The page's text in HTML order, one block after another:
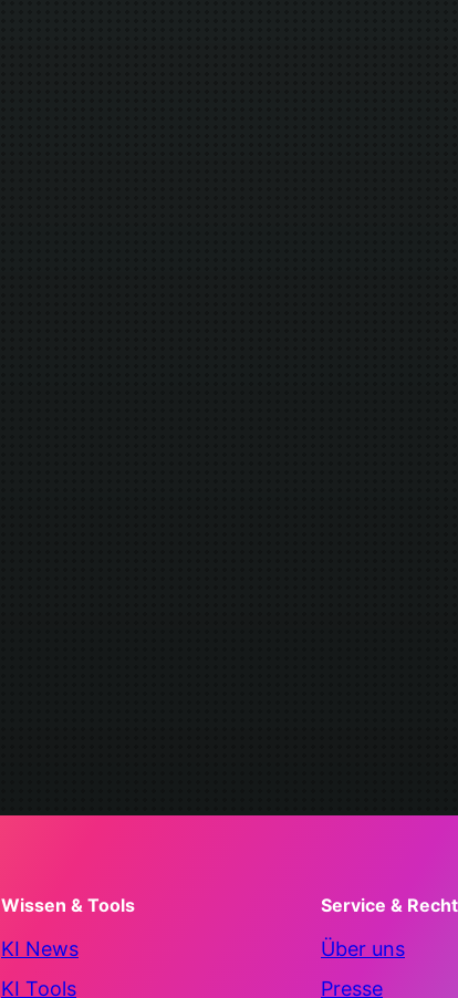
Wissen & Tools
KI News
KI Tools
Service &
Über uns
Presse